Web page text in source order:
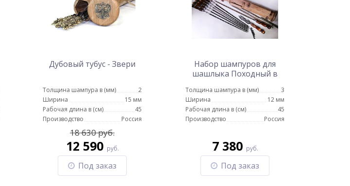
Дубовый тубус - Звери
Толщина шампура в (мм)
2
Ширина
15 мм
Рабочая длина в (см)
45
Производство
Россия
18 630 руб.
12 590 руб.
Под заказ
Набор шампуров для
шашлыка Походный в
Толщина шампура в (мм)
3
Ширина
12 мм
Рабочая длина в (см)
45
Производство
Россия
7 380 руб.
Под заказ